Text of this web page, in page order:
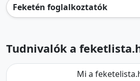
Feketén foglalkoztatók
Tudnivalók a
Mi a